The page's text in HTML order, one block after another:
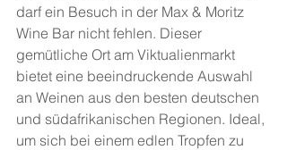
darf ein Besuch in der Max & Moritz
Wine Bar nicht fehlen. Dieser
gemütliche Ort am Viktualienmarkt
bietet eine beeindruckende Auswahl
an Weinen aus den besten deutschen
und südafrikanischen Regionen. Ideal,
um sich bei einem edlen Tropfen zu